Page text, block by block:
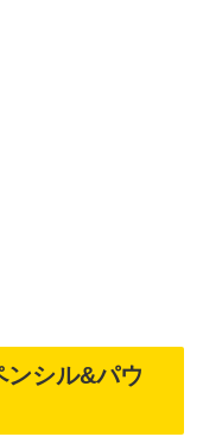
ンシル&パウ